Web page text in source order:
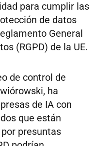
para cumplir las
de datos
General
(RGPD) de la UE.
de control de
ha
de IA con
que están
presuntas